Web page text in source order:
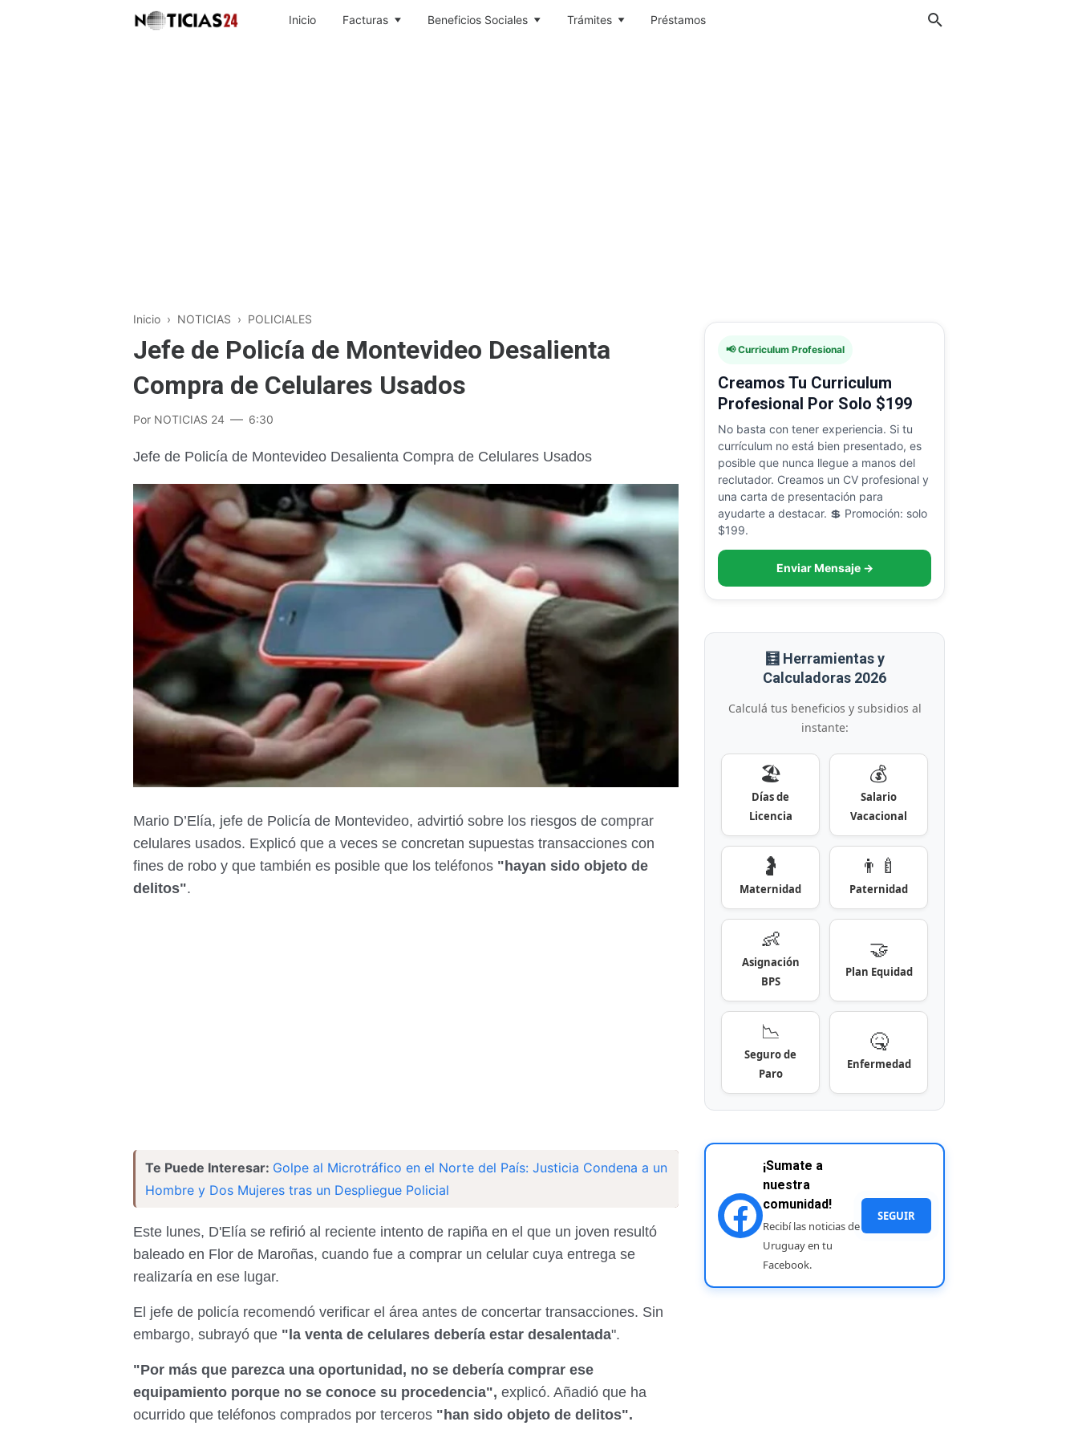
Inicio Facturas Beneficios Sociales Trámites Préstamos
Inicio › NOTICIAS › POLICIALES
Jefe de Policía de Montevideo Desalienta
Compra de Celulares Usados
Por NOTICIAS 24 6:30
Jefe de Policía de Montevideo Desalienta Compra de Celulares Usados
Mario D’Elía, jefe de Policía de Montevideo, advirtió sobre los riesgos de comprar
celulares usados. Explicó que a veces se concretan supuestas transacciones con
fines de robo y que también es posible que los teléfonos "hayan sido objeto de
delitos".
Te Puede Interesar: Golpe al Microtráfico en el Norte del País: Justicia Condena a un
Hombre y Dos Mujeres tras un Despliegue Policial
Este lunes, D'Elía se refirió al reciente intento de rapiña en el que un joven resultó
baleado en Flor de Maroñas, cuando fue a comprar un celular cuya entrega se
realizaría en ese lugar.
El jefe de policía recomendó verificar el área antes de concertar transacciones. Sin
embargo, subrayó que "la venta de celulares debería estar desalentada".
"Por más que parezca una oportunidad, no se debería comprar ese
equipamiento porque no se conoce su procedencia", explicó. Añadió que ha
ocurrido que teléfonos comprados por terceros "han sido objeto de delitos".
📢 Curriculum Profesional
Creamos Tu Curriculum
Profesional Por Solo $199
No basta con tener experiencia. Si tu
currículum no está bien presentado, es
posible que nunca llegue a manos del
reclutador. Creamos un CV profesional y
una carta de presentación para
ayudarte a destacar. 💲 Promoción: solo
$199.
Enviar Mensaje →
🧮 Herramientas y
Calculadoras 2026
Calculá tus beneficios y subsidios al
instante:
🏖️
Días de
Licencia
💰
Salario
Vacacional
🤰
Maternidad
👨‍🍼
Paternidad
👶
Asignación
BPS
🤝
Plan Equidad
📉
Seguro de
Paro
🤒
Enfermedad
¡Sumate a
nuestra
comunidad!
Recibí las noticias de
Uruguay en tu
Facebook.
SEGUIR